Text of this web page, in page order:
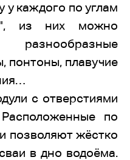
у каждого по углам
из них можно
понтоны, плавучие
с отверстиями
по
позволяют жёстко
в дно водоёма.